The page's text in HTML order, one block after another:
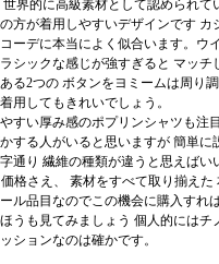
界的に高級素材として認められ
方が着用しやすいデザインです
ーデに本当によく似合います。ウ
シックな感じが強すぎると マッチ
る2つの ボタンをヨミームは周り
用してもきれいでしょう。
すい厚み感のポプリンシャツも注
する人がいると思いますが 簡単
通り 繊維の種類が違うと思えばい
格さえ、 素材をすべて取り揃え
ル品目なのでこの機会に購入すれ
うも見てみましょう 個人的には
ションなのは確かです。